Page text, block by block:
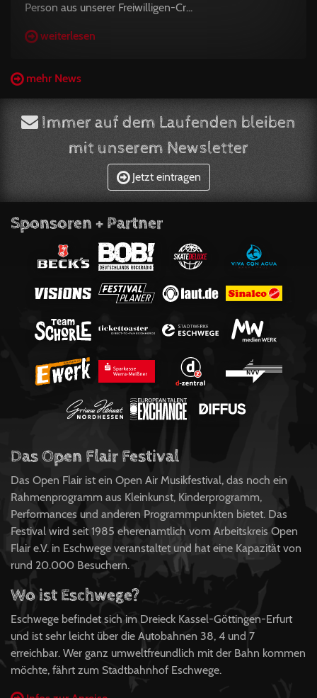
Person aus unserer Freiwilligen-Cr...
weiterlesen
mehr News
Immer auf dem Laufenden bleiben
mit unserem Newsletter
Jetzt eintragen
Sponsoren + Partner
Das Open Flair Festival
Das Open Flair ist ein Open Air Musikfestival, das noch ein
Rahmenprogramm aus Kleinkunst, Kinderprogramm,
Performances und anderen Programmpunkten bietet. Das
Festival wird seit 1985 eherenamtlich vom Arbeitskreis Open
Flair e.V. in Eschwege veranstaltet und hat eine Kapazität von
rund 20.000 Besuchern.
Wo ist Eschwege?
Eschwege befindet sich im Dreieck Kassel-Göttingen-Erfurt
und ist sehr leicht über die Autobahnen 38, 4 und 7
erreichbar. Wer ganz umweltfreundlich mit der Bahn kommen
möchte, fährt zum Stadtbahnhof Eschwege.